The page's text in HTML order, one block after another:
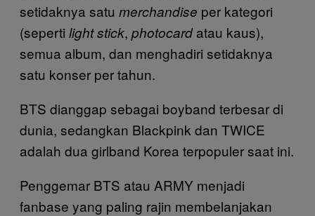
setidaknya satu merchandise per kategori
(seperti light stick, photocardatau kaus),
semua album, dan menghadiri setidaknya
satu konser per tahun.
BTS dianggap sebagai boyband terbesar di
dunia, sedangkan Blackpink dan TWICE
adalah dua girlband Korea terpopuler saat ini.
Penggemar BTS atau ARMY menjadi
fanbase yang paling rajin membelanjakan